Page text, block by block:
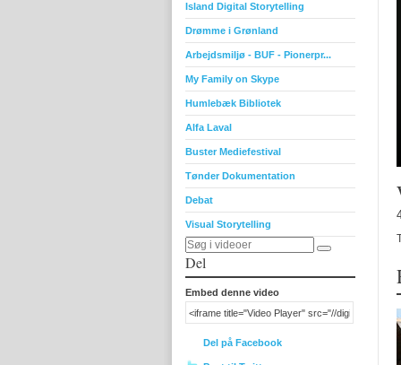
Island Digital Storytelling
Drømme i Grønland
Arbejdsmiljø - BUF - Pionerpr...
My Family on Skype
Humlebæk Bibliotek
Alfa Laval
Buster Mediefestival
Tønder Dokumentation
Debat
Visual Storytelling
Del
Embed denne video
Del på Facebook